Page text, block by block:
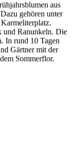
aus
gehören unter
und Ranunkeln. Die
In rund 10 Tagen
Gärtner mit der
Sommerflor.